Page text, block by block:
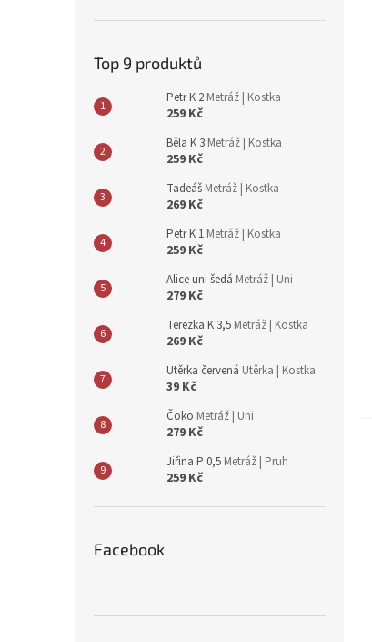
Top 9 produktů
Petr K 2 Metráž | Kostka
259 Kč
Běla K 3 Metráž | Kostka
259 Kč
Tadeáš Metráž | Kostka
269 Kč
Petr K 1 Metráž | Kostka
259 Kč
Alice uni šedá Metráž | Uni
279 Kč
Terezka K 3,5 Metráž | Kostka
269 Kč
Utěrka červená Utěrka | Kostka
39 Kč
Čoko Metráž | Uni
279 Kč
Jiřina P 0,5 Metráž | Pruh
259 Kč
Facebook